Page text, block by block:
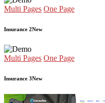
Multi Pages One Page
Insurance 2New
Multi Pages One Page
Insurance 3New